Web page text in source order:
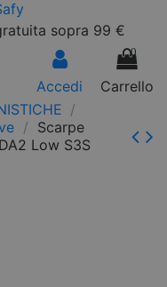
sopra 99 €
Accedi
0
Carrello
Scarpe
Low S3S